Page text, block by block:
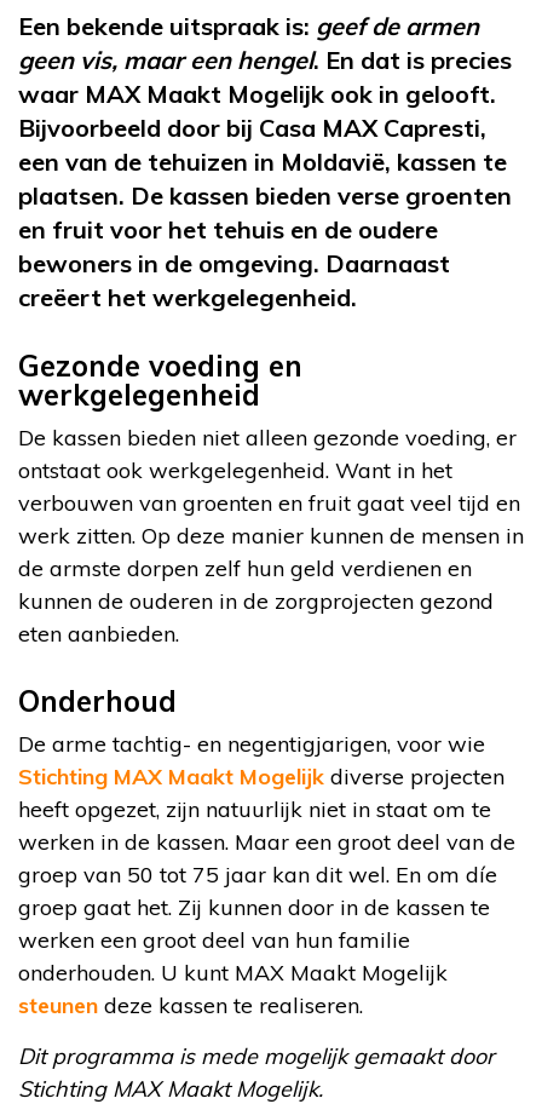
Een bekende uitspraak is: geef de armen
geen vis, maar een hengel. En dat is precies
waar MAX Maakt Mogelijk ook in gelooft.
Bijvoorbeeld door bij Casa MAX Capresti,
een van de tehuizen in Moldavië, kassen te
plaatsen. De kassen bieden verse groenten
en fruit voor het tehuis en de oudere
bewoners in de omgeving. Daarnaast
creëert het werkgelegenheid.
Gezonde voeding en
werkgelegenheid
De kassen bieden niet alleen gezonde voeding, er
ontstaat ook werkgelegenheid. Want in het
verbouwen van groenten en fruit gaat veel tijd en
werk zitten. Op deze manier kunnen de mensen in
de armste dorpen zelf hun geld verdienen en
kunnen de ouderen in de zorgprojecten gezond
eten aanbieden.
Onderhoud
De arme tachtig- en negentigjarigen, voor wie
Stichting MAX Maakt Mogelijk diverse projecten
heeft opgezet, zijn natuurlijk niet in staat om te
werken in de kassen. Maar een groot deel van de
groep van 50 tot 75 jaar kan dit wel. En om díe
groep gaat het. Zij kunnen door in de kassen te
werken een groot deel van hun familie
onderhouden. U kunt MAX Maakt Mogelijk
steunen deze kassen te realiseren.
Dit programma is mede mogelijk gemaakt door
Stichting MAX Maakt Mogelijk.